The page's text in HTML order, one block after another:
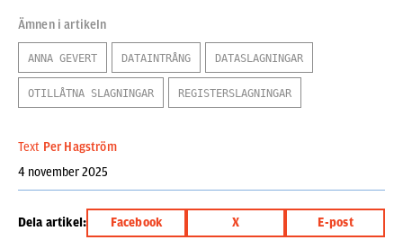
Ämnen i artikeln
ANNA GEVERT DATAINTRÅNG DATASLAGNINGAR
OTILLÅTNA SLAGNINGAR REGISTERSLAGNINGAR
Text Per Hagström
4 november 2025
Dela artikel: Facebook X E-post